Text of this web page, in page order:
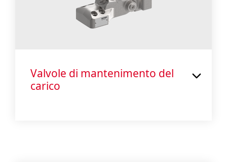
Valvole di mantenimento del
carico